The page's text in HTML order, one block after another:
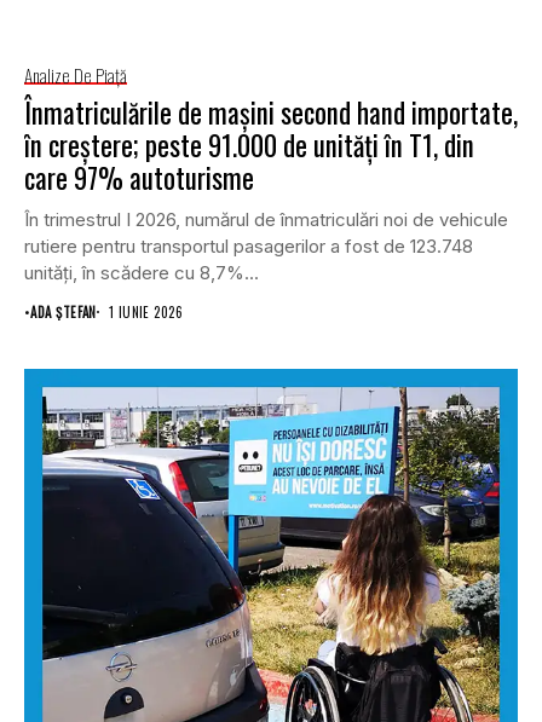
Analize De Piață
Înmatriculările de mașini second hand importate,
în creștere; peste 91.000 de unități în T1, din
care 97% autoturisme
În trimestrul I 2026, numărul de înmatriculări noi de vehicule
rutiere pentru transportul pasagerilor a fost de 123.748
unități, în scădere cu 8,7%...
•ADA ȘTEFAN 1 IUNIE 2026